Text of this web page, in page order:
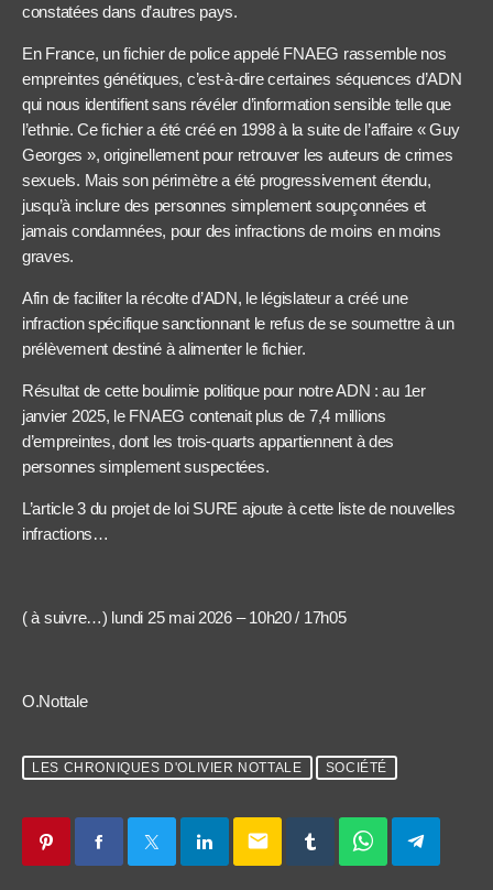
constatées dans d’autres pays.
En France, un fichier de police appelé FNAEG rassemble nos
empreintes génétiques, c’est-à-dire certaines séquences d’ADN
qui nous identifient sans révéler d’information sensible telle que
l’ethnie. Ce fichier a été créé en 1998 à la suite de l’affaire « Guy
Georges », originellement pour retrouver les auteurs de crimes
sexuels. Mais son périmètre a été progressivement étendu,
jusqu’à inclure des personnes simplement soupçonnées et
jamais condamnées, pour des infractions de moins en moins
graves.
Afin de faciliter la récolte d’ADN, le législateur a créé une
infraction spécifique sanctionnant le refus de se soumettre à un
prélèvement destiné à alimenter le fichier.
Résultat de cette boulimie politique pour notre ADN : au 1er
janvier 2025, le FNAEG contenait plus de 7,4 millions
d’empreintes, dont les trois-quarts appartiennent à des
personnes simplement suspectées.
L’article 3 du projet de loi SURE ajoute à cette liste de nouvelles
infractions…
( à suivre…) lundi 25 mai 2026 – 10h20 / 17h05
O.Nottale
LES CHRONIQUES D'OLIVIER NOTTALE SOCIÉTÉ
email